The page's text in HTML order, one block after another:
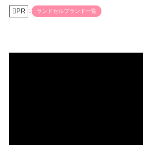
PR ランドセルブランド一覧